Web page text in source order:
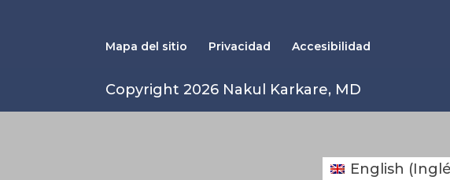
Mapa del sitio Privacidad Accesibilidad
Copyright 2026 Nakul Karkare, MD
English (